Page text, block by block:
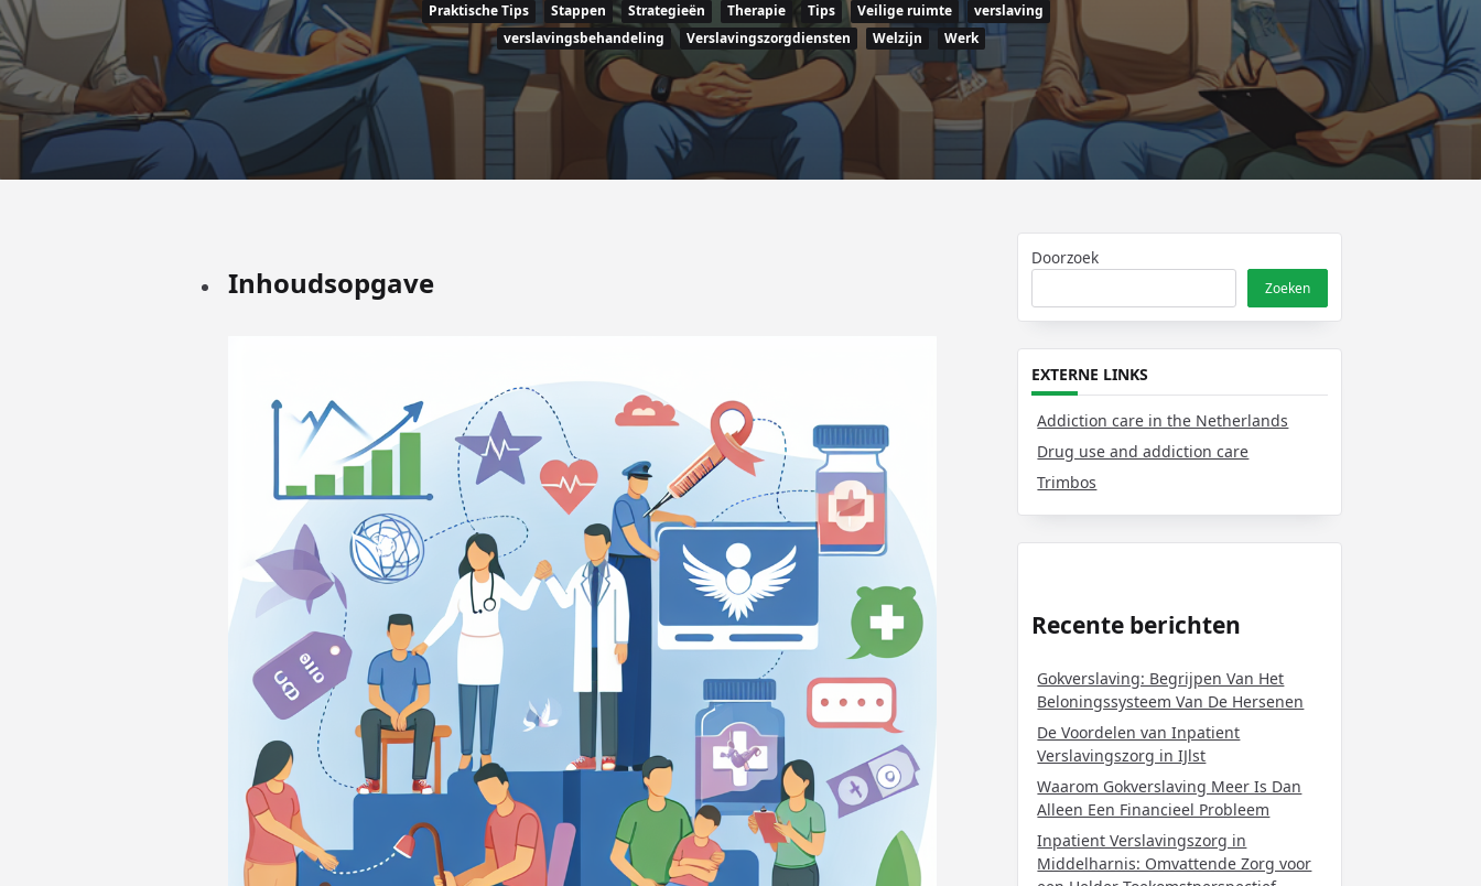
Praktische Tips
Stappen Strategieën Therapie Tips Veilige ruimte
verslaving
verslavingsbehandeling
Verslavingszorgdiensten Welzijn Werk
Inhoudsopgave
Doorzoek
Zoeken
EXTERNE LINKS
Addiction care in the Netherlands
Drug use and addiction care
Trimbos
Recente berichten
Gokverslaving: Begrijpen Van Het
Beloningssysteem Van De Hersenen
De Voordelen van Inpatient
Verslavingszorg in IJlst
Waarom Gokverslaving Meer Is Dan
Alleen Een Financieel Probleem
Inpatient Verslavingszorg in
Middelharnis: Omvattende Zorg voor